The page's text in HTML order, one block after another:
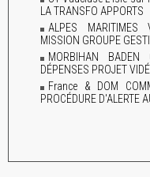
LA TRANSFO APPORTS
ALPES MARITIMES
MISSION GROUPE
MORBIHAN BADEN
DÉPENSES PROJET
France & DOM
PROCÉDURE D'ALERTE